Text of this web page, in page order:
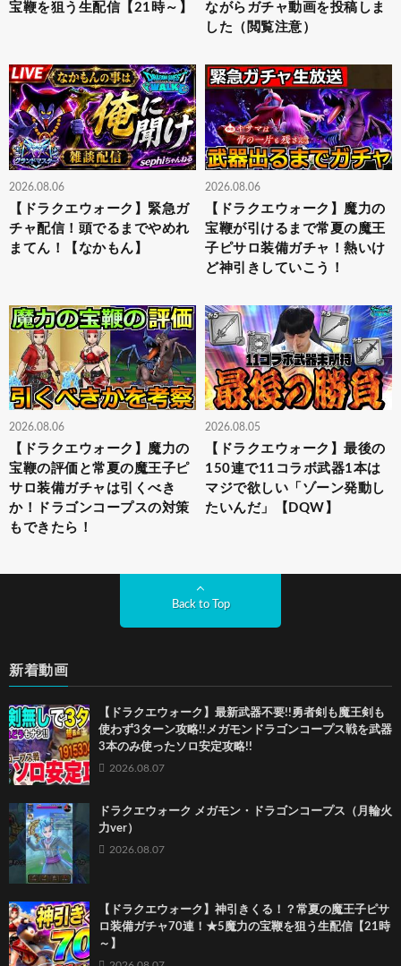
宝鞭を狙う生配信【21時～】
ながらガチャ動画を投稿しま
した（閲覧注意）
2026.08.06
【ドラクエウォーク】緊急ガ
チャ配信！頭でるまでやめれ
まてん！【なかもん】
2026.08.06
【ドラクエウォーク】魔力の
宝鞭が引けるまで常夏の魔王
子ピサロ装備ガチャ！熱いけ
ど神引きしていこう！
2026.08.06
【ドラクエウォーク】魔力の
宝鞭の評価と常夏の魔王子ピ
サロ装備ガチャは引くべき
か！ドラゴンコープスの対策
もできたら！
2026.08.05
【ドラクエウォーク】最後の
150連で11コラボ武器1本は
マジで欲しい「ゾーン発動し
たいんだ」【DQW】
Back to Top
新着動画
【ドラクエウォーク】最新武器不要!!勇者剣も魔王剣も
使わず3ターン攻略!!メガモンドラゴンコープス戦を武器
3本のみ使ったソロ安定攻略!!
2026.08.07
ドラクエウォーク メガモン・ドラゴンコープス（月輪火
力ver）
2026.08.07
【ドラクエウォーク】神引きくる！？常夏の魔王子ピサ
ロ装備ガチャ70連！★5魔力の宝鞭を狙う生配信【21時
～】